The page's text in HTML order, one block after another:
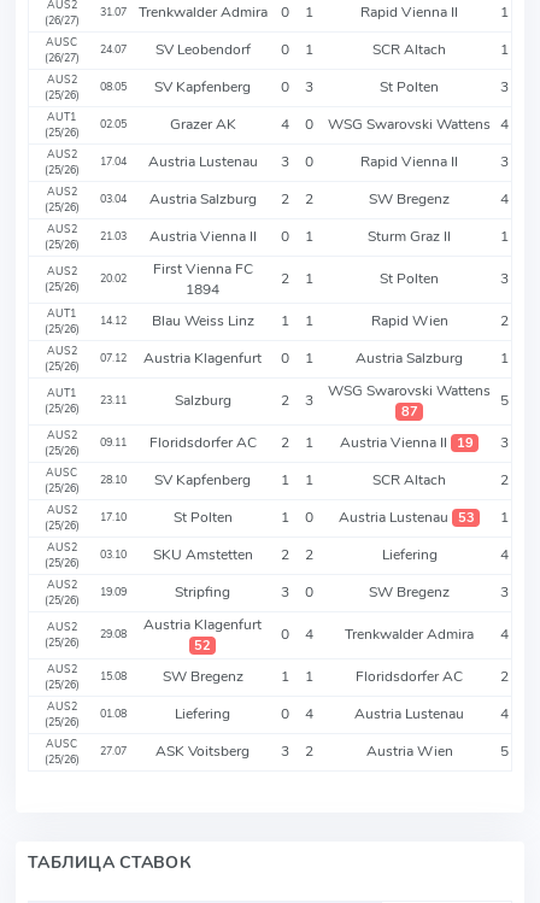
AUS2
(26/27)
31.07 Trenkwalder Admira 0 1 Rapid Vienna II 1
AUSC
(26/27)
24.07 SV Leobendorf 0 1 SCR Altach 1
AUS2
(25/26)
08.05 SV Kapfenberg 0 3 St Polten 3
AUT1
(25/26)
02.05 Grazer AK 4 0 WSG Swarovski Wattens 4
AUS2
(25/26)
17.04 Austria Lustenau 3 0 Rapid Vienna II 3
AUS2
(25/26)
03.04 Austria Salzburg 2 2 SW Bregenz 4
AUS2
(25/26)
21.03 Austria Vienna II 0 1 Sturm Graz II 1
AUS2
(25/26)
20.02
First Vienna FC
1894
2 1 St Polten 3
AUT1
(25/26)
14.12 Blau Weiss Linz 1 1 Rapid Wien 2
AUS2
(25/26)
07.12 Austria Klagenfurt 0 1 Austria Salzburg 1
AUT1
(25/26)
23.11 Salzburg 2 3 WSG Swarovski Wattens
87
5
AUS2
(25/26)
09.11 Floridsdorfer AC 2 1 Austria Vienna II 19 3
AUSC
(25/26)
28.10 SV Kapfenberg 1 1 SCR Altach 2
AUS2
(25/26)
17.10 St Polten 1 0 Austria Lustenau 53 1
AUS2
(25/26)
03.10 SKU Amstetten 2 2 Liefering 4
AUS2
(25/26)
19.09 Stripfing 3 0 SW Bregenz 3
AUS2
(25/26)
29.08 Austria Klagenfurt
52
0 4 Trenkwalder Admira 4
AUS2
(25/26)
15.08 SW Bregenz 1 1 Floridsdorfer AC 2
AUS2
(25/26)
01.08 Liefering 0 4 Austria Lustenau 4
AUSC
(25/26)
27.07 ASK Voitsberg 3 2 Austria Wien 5
ТАБЛИЦА СТАВОК